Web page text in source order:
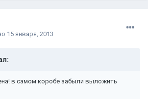
15 января, 2013
в самом коробе забыли выложить